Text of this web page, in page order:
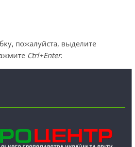
пожалуйста, выделите
Ctrl+Enter.